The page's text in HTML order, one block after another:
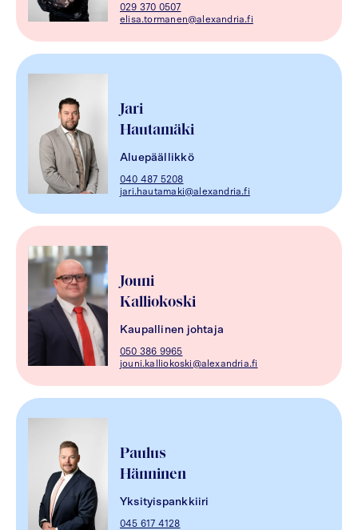
029 370 0507
elisa.tormanen@alexandria.fi
Jari
Hautamäki
Aluepäällikkö
040 487 5208
jari.hautamaki@alexandria.fi
Jouni
Kalliokoski
Kaupallinen johtaja
050 386 9965
jouni.kalliokoski@alexandria.fi
Paulus
Hänninen
Yksityispankkiiri
045 617 4128